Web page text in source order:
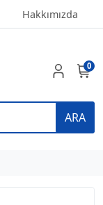
Hakkımızda
ARA
0